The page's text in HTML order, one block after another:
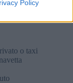
Policy
Ungheria:
o taxi